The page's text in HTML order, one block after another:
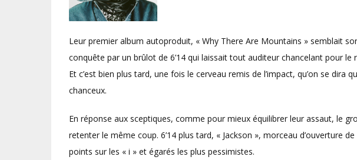
Leur premier album autoproduit, « Why There Are Mountains » semblait
conquête par un brûlot de 6’14 qui laissait tout auditeur chancelant pour le
Et c’est bien plus tard, une fois le cerveau remis de l’impact, qu’on se dira
chanceux.
En réponse aux sceptiques, comme pour mieux équilibrer leur assaut, le
retenter le même coup. 6’14 plus tard, « Jackson », morceau d’ouverture
points sur les « i » et égarés les plus pessimistes.